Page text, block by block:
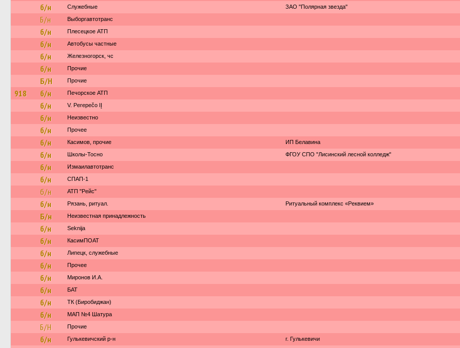
б/н Служебные ЗАО "Полярная звезда"
Б/н Выборгавтотранс
б/н Плесецкое АТП
б/н Автобусы частные
б/н Железногорск, чс
б/н Прочие
Б/Н Прочие
918 б/н Печорское АТП
б/н V. Perepečo IĮ
б/н Неизвестно
б/н Прочее
б/н Касимов, прочие ИП Белавина
б/н Школы-Тосно ФГОУ СПО "Лисинский лесной колледж"
б/н Измаилавтотранс
б/н СПАП-1
б/н АТП "Рейс"
б/н Рязань, ритуал. Ритуальный комплекс «Реквием»
Б/н Неизвестная принадлежность
б/н Seknija
б/н КасимПОАТ
б/н Липецк, служебные
б/н Прочее
б/н Миронов И.А.
б/н БАТ
б/н ТК (Биробиджан)
б/н МАП №4 Шатура
Б/Н Прочие
б/н Гулькевичский р-н г. Гулькевичи